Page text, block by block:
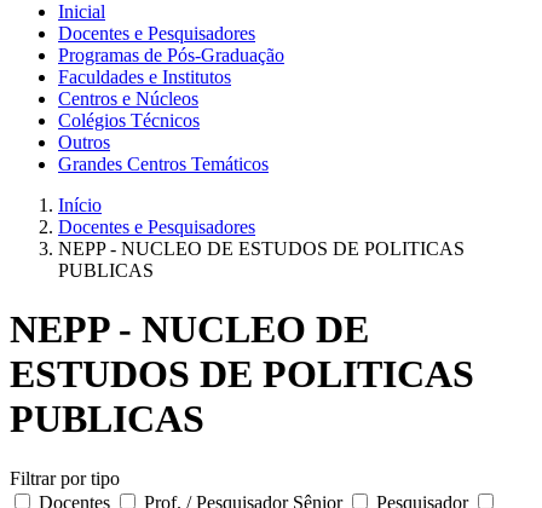
Inicial
Docentes e Pesquisadores
Programas de Pós-Graduação
Faculdades e Institutos
Centros e Núcleos
Colégios Técnicos
Outros
Grandes Centros Temáticos
Início
Docentes e Pesquisadores
NEPP - NUCLEO DE ESTUDOS DE POLITICAS
PUBLICAS
NEPP - NUCLEO DE
ESTUDOS DE POLITICAS
PUBLICAS
Filtrar por tipo
Docentes
Prof. / Pesquisador Sênior
Pesquisador